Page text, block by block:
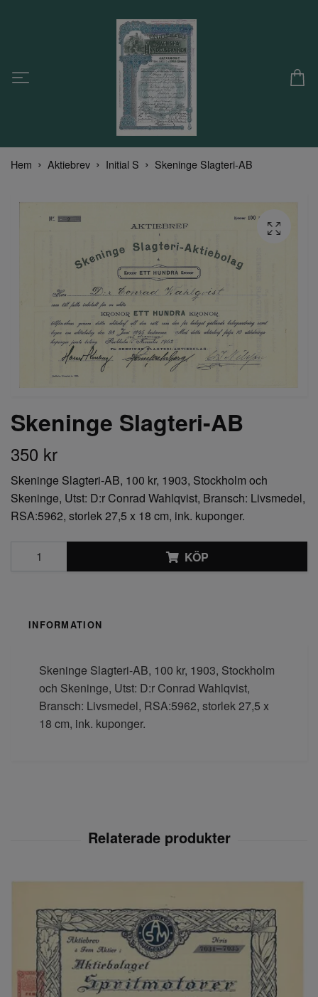
Hem Aktiebrev Initial S Skeninge Slagteri-AB
Skeninge Slagteri-AB
350 kr
Skeninge Slagteri-AB, 100 kr, 1903, Stockholm och
Skeninge, Utst: D:r Conrad Wahlqvist, Bransch: Livsmedel,
RSA:5962, storlek 27,5 x 18 cm, ink. kuponger.
KÖP
INFORMATION
Skeninge Slagteri-AB, 100 kr, 1903, Stockholm
och Skeninge, Utst: D:r Conrad Wahlqvist,
Bransch: Livsmedel, RSA:5962, storlek 27,5 x
18 cm, ink. kuponger.